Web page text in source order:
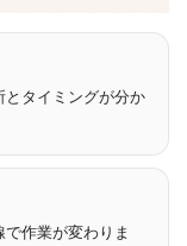
とタイミングが分か
作業が変わりま